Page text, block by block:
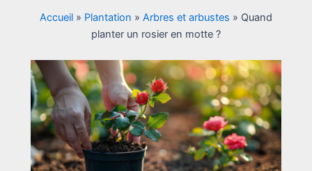
Accueil » Plantation » Arbres et arbustes » Quand
planter un rosier en motte ?